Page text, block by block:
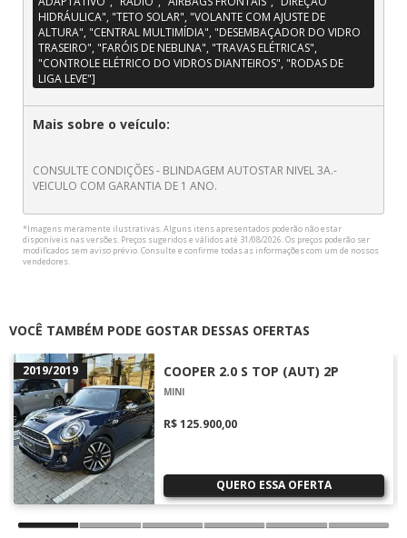
HIDRÁULICA", "TETO SOLAR", "VOLANTE COM AJUSTE DE
ALTURA", "CENTRAL MULTIMÍDIA", "DESEMBAÇADOR DO VIDRO
TRASEIRO", "FARÓIS DE NEBLINA", "TRAVAS ELÉTRICAS",
"CONTROLE ELÉTRICO DO VIDROS DIANTEIROS", "RODAS DE
LIGA LEVE"]
Mais sobre o veículo:
CONSULTE CONDIÇÕES - BLINDAGEM AUTOSTAR NIVEL 3A.-
VEICULO COM GARANTIA DE 1 ANO.
*Imagens meramente ilustrativas. Alguns itens apresentados poderão não estar
disponíveis nas versões. Preços sugeridos e válidos até 31/08/2026. Os preços poderão ser
modificados sem aviso prévio. Consulte e confirme todas as informações com um de nossos
vendedores.
VOCÊ TAMBÉM PODE GOSTAR DESSAS OFERTAS
2019/2019 COOPER 2.0 S TOP (AUT) 2P
MINI
R$ 125.900,00
QUERO ESSA OFERTA